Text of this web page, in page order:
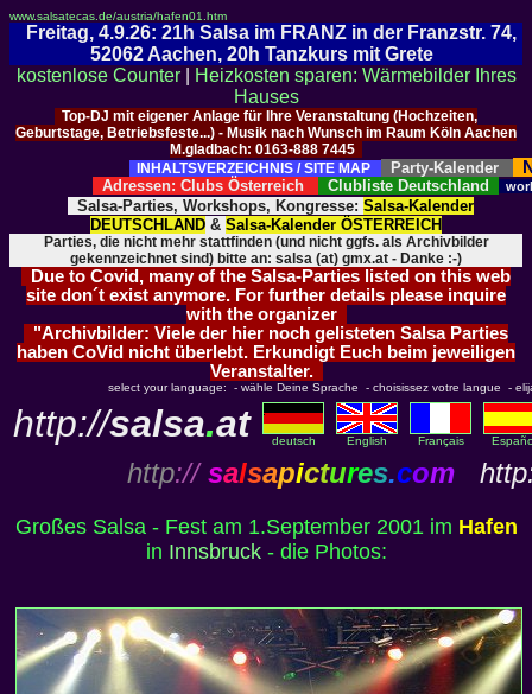
www.salsatecas.de/austria/hafen01.htm
Freitag, 4.9.26: 21h Salsa im FRANZ in der Franzstr. 74,
52062 Aachen, 20h Tanzkurs mit Grete
kostenlose Counter|
Heizkosten sparen: Wärmebilder Ihres
Hauses
Top-DJ mit eigener Anlage für Ihre Veranstaltung (Hochzeiten,
Geburtstage, Betriebsfeste...) - Musik nach Wunsch im Raum Köln Aachen
M.gladbach: 0163-888 7445
INHALTSVERZEICHNIS / SITE MAP
Party-Kalender
Adressen: Clubs Österreich Clubliste Deutschland
Salsa-Parties, Workshops, Kongresse: Salsa-Kalender
DEUTSCHLAND & Salsa-Kalender ÖSTERREICH
Parties, die nicht mehr stattfinden (und nicht ggfs. als Archivbilder
gekennzeichnet sind) bitte an: salsa (at) gmx.at - Danke :-)
Due to Covid, many of the Salsa-Parties listed on this web
site don´t exist anymore. For further details please inquire
with the organizer
"Archivbilder: Viele der hier noch gelisteten Salsa Parties
haben CoVid nicht überlebt. Erkundigt Euch beim jeweiligen
Veranstalter.
select your language: - wähle Deine Sprache - choisissez votre langue -
http://salsa.at deutsch English Français
http:// salsapictures.com
Großes Salsa - Fest am 1.September 2001 im Hafen
in Innsbruck- die Photos: